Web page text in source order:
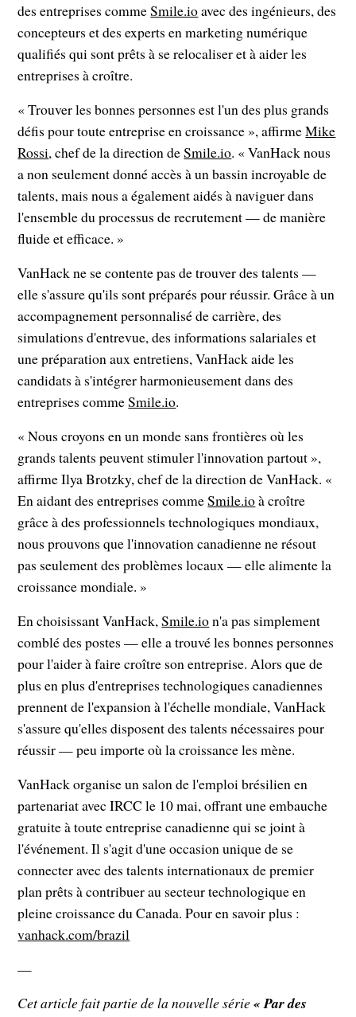
des entreprises commeSmile.ioavec des ingénieurs, des
concepteurs et des experts en marketing numérique
qualifiés qui sont prêts à se relocaliser et à aider les
entreprises à croître.
« Trouver les bonnes personnes est l'un des plus grands
défis pour toute entreprise en croissance », affirmeMike
Rossi, chef de la direction deSmile.io. « VanHack nous
a non seulement donné accès à un bassin incroyable de
talents, mais nous a également aidés à naviguer dans
l'ensemble du processus de recrutement — de manière
fluide et efficace. »
VanHack ne se contente pas de trouver des talents —
elle s'assure qu'ils sont préparés pour réussir. Grâce à un
accompagnement personnalisé de carrière, des
simulations d'entrevue, des informations salariales et
une préparation aux entretiens, VanHack aide les
candidats à s'intégrer harmonieusement dans des
entreprises commeSmile.io.
« Nous croyons en un monde sans frontières où les
grands talents peuvent stimuler l'innovation partout »,
affirme Ilya Brotzky, chef de la direction de VanHack. «
En aidant des entreprises commeSmile.ioà croître
grâce à des professionnels technologiques mondiaux,
nous prouvons que l'innovation canadienne ne résout
pas seulement des problèmes locaux — elle alimente la
croissance mondiale. »
En choisissant VanHack,Smile.ion'a pas simplement
comblé des postes — elle a trouvé les bonnes personnes
pour l'aider à faire croître son entreprise. Alors que de
plus en plus d'entreprises technologiques canadiennes
prennent de l'expansion à l'échelle mondiale, VanHack
s'assure qu'elles disposent des talents nécessaires pour
réussir — peu importe où la croissance les mène.
VanHack organise un salon de l'emploi brésilien en
partenariat avec IRCC le 10 mai, offrant une embauche
gratuite à toute entreprise canadienne qui se joint à
l'événement. Il s'agit d'une occasion unique de se
connecter avec des talents internationaux de premier
plan prêts à contribuer au secteur technologique en
pleine croissance du Canada. Pour en savoir plus :
vanhack.com/brazil
—
Cet article fait partie de la nouvelle série« Par des